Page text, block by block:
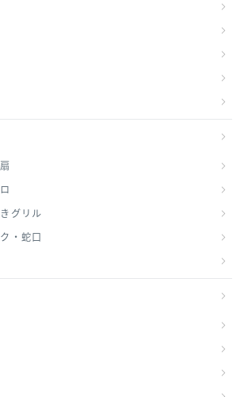
グリル
・蛇口